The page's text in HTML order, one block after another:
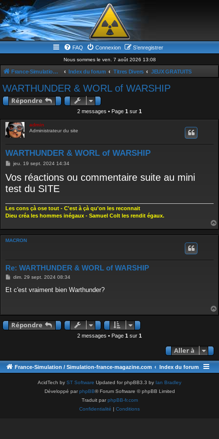
FAQ Connexion S’enregistrer
Nous sommes le ven. 7 août 2026 13:08
France-Simulation / Simulation-france-magazine.com Index du forum Titres Divers JEUX GRATUITS
WARTHUNDER & WORL of WARSHIP
Répondre
2 messages • Page 1 sur 1
admin
Administrateur du site
WARTHUNDER & WORL of WARSHIP
M
s
s
a
g
jeu. 19 sept. 2024 14:34
Vos réactions ou commentaire suite au mini
test du SITE
Les cons çà ose tout - C'est à çà qu'on les reconnait
Dieu créa les hommes inégaux - Samuel Colt les rendit égaux.
MACRON
Re: WARTHUNDER & WORL of WARSHIP
M
s
dim. 29 sept. 2024 08:34
Et c'est vraiment bien Warthunder?
Répondre
2 messages • Page 1 sur 1
Aller à
France-Simulation / Simulation-france-magazine.com Index du forum
AcidTech by ST Software Updated for phpBB3.3 by Ian Bradley
Développé parphpBB® Forum Software © phpBB Limited
Traduit parphpBB-fr.com
Confidentialité | Conditions